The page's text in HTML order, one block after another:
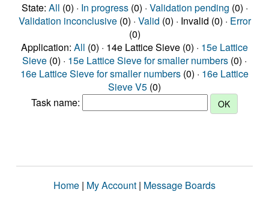
State: All (0) · In progress(0) · Validation pending (0) ·
Validation inconclusive(0) · Valid (0) · Invalid (0) · Error
(0)
Application: All (0) · 14e Lattice Sieve (0) · 15e Lattice
Sieve (0) · 15e Lattice Sieve for smaller numbers (0) ·
16e Lattice Sieve for smaller numbers (0) · 16e Lattice
Sieve V5 (0)
Task name:
Home | My Account | Message Boards